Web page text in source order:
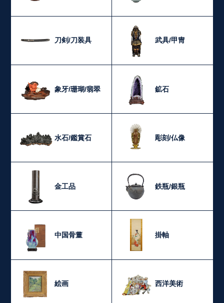
刀剣/刀装具 武具/甲冑
象牙/珊瑚/翡翠 鉱石
水石/鑑賞石 彫刻/仏像
金工品 鉄瓶/銀瓶
中国骨董 掛軸
絵画 西洋美術